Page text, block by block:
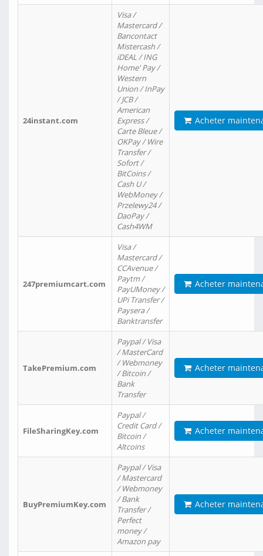
24instant.com
Visa /
Mastercard /
Bancontact
Mistercash /
iDEAL / ING
Home' Pay /
Western
Union / InPay
/ JCB /
American
Express /
Carte Bleue /
OKPay / Wire
Transfer /
Sofort /
BitCoins /
Cash U /
WebMoney /
Przelewy24 /
DaoPay /
Cash4WM
Acheter
247premiumcart.com
Visa /
Mastercard /
CCAvenue /
Paytm /
PayUMoney /
UPi Transfer /
Paysera /
Banktransfer
Acheter
TakePremium.com
Paypal / Visa
/ MasterCard
/ Webmoney
/ Bitcoin /
Bank
Transfer
Acheter
FileSharingKey.com
Paypal /
Credit Card /
Bitcoin /
Altcoins
Acheter
BuyPremiumKey.com
Paypal / Visa
/ Mastercard
/ Webmoney
/ Bank
Transfer /
Perfect
money /
Amazon pay
Acheter